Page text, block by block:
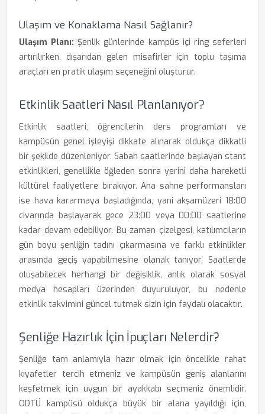
Ulaşım ve Konaklama Nasıl Sağlanır?
Ulaşım Planı: Şenlik günlerinde kampüs içi ring seferleri
artırılırken, dışarıdan gelen misafirler için toplu taşıma
araçları en pratik ulaşım seçeneğini oluşturur.
Etkinlik Saatleri Nasıl Planlanıyor?
Etkinlik saatleri, öğrencilerin ders programları ve
kampüsün genel işleyişi dikkate alınarak oldukça dikkatli
bir şekilde düzenleniyor. Sabah saatlerinde başlayan stant
etkinlikleri, genellikle öğleden sonra yerini daha hareketli
kültürel faaliyetlere bırakıyor. Ana sahne performansları
ise hava kararmaya başladığında, yani akşamüzeri 18:00
civarında başlayarak gece 23:00 veya 00:00 saatlerine
kadar devam edebiliyor. Bu zaman çizelgesi, katılımcıların
gün boyu şenliğin tadını çıkarmasına ve farklı etkinlikler
arasında geçiş yapabilmesine olanak tanıyor. Saatlerde
oluşabilecek herhangi bir değişiklik, anlık olarak sosyal
medya hesapları üzerinden duyuruluyor, bu nedenle
etkinlik takvimini güncel tutmak sizin için faydalı olacaktır.
Şenliğe Hazırlık İçin İpuçları Nelerdir?
Şenliğe tam anlamıyla hazır olmak için öncelikle rahat
kıyafetler tercih etmeniz ve kampüsün geniş alanlarını
keşfetmek için uygun bir ayakkabı seçmeniz önemlidir.
ODTÜ kampüsü oldukça büyük bir alana yayıldığı için,